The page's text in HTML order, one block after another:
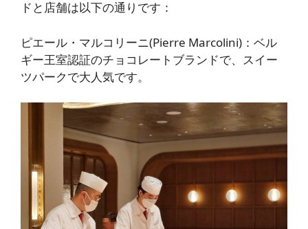
ドと店舗は以下の通りです：
ピエール・マルコリーニ(Pierre Marcolini)：ベル
ギー王室認証のチョコレートブランドで、スイー
ツパークで大人気です。